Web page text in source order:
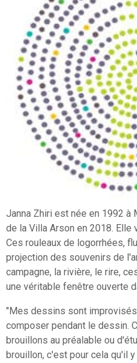
Janna Zhiri est née en 1992
de la Villa Arson en 2018. Elle
Ces rouleaux de logorrhées,
projection des souvenirs de
campagne, la rivière, le rire,
une véritable fenêtre ouverte
"Mes dessins sont
composer pendant le dessin.
brouillons au préalable ou
brouillon, c'est pour cela qu'il